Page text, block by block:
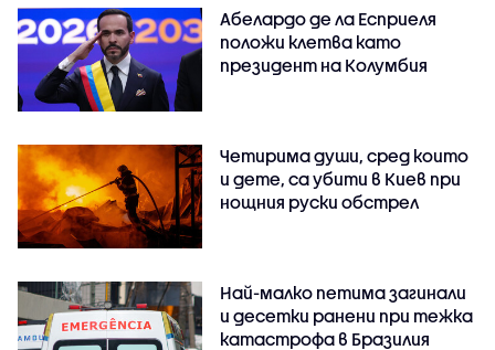
Абелардо де ла Есприеля
положи клетва като
президент на Колумбия
Четирима души, сред които
и дете, са убити в Киев при
нощния руски обстрел
Най-малко петима загинали
и десетки ранени при тежка
катастрофа в Бразилия